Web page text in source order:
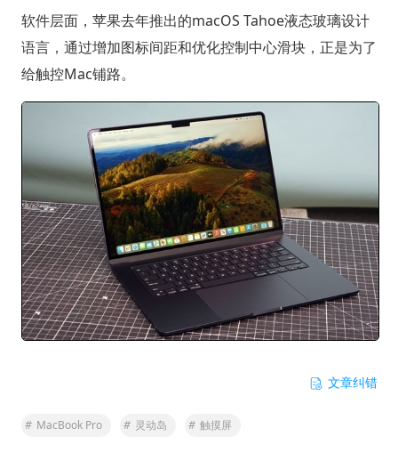
软件层面，苹果去年推出的macOS Tahoe液态玻璃设计
语言，通过增加图标间距和优化控制中心滑块，正是为了
给触控Mac铺路。
文章纠错
# MacBook Pro # 灵动岛 # 触摸屏